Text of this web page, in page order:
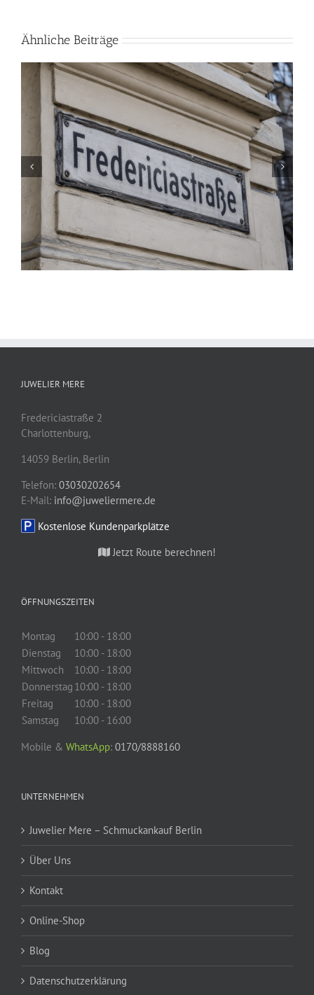
Ähnliche Beiträge
Antiquitäten-Stilrichtungen
JUWELIER MERE
Fredericiastraße 2
Charlottenburg,
14059 Berlin, Berlin
Telefon: 03030202654
E-Mail: info@juweliermere.de
Kostenlose Kundenparkplätze
Jetzt Route berechnen!
ÖFFNUNGSZEITEN
Montag
10:00 - 18:00
Dienstag
10:00 - 18:00
Mittwoch
10:00 - 18:00
Donnerstag 10:00 - 18:00
Freitag
10:00 - 18:00
Samstag
10:00 - 16:00
Mobile & WhatsApp: 0170/8888160
UNTERNEHMEN
Juwelier Mere – Schmuckankauf Berlin
Über Uns
Kontakt
Online-Shop
Blog
Datenschutzerklärung